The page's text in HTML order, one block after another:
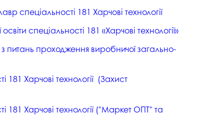
спеціальності 181 Харчові технології
спеціальності 181 «Харчові технології»
питань проходження виробничої загально-
181 Харчові технології (Захист
181 Харчові технології ("Маркет ОПТ" та